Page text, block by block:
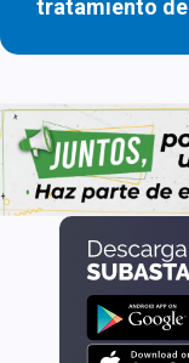
tratamiento